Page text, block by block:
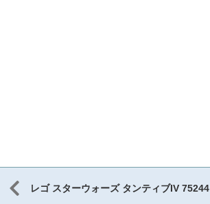
レゴ スターウォーズ タンティブIV 75244